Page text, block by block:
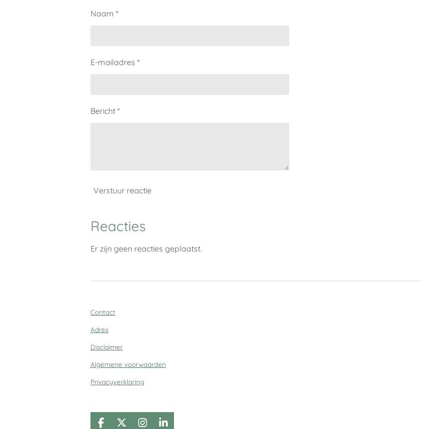
Naam *
E-mailadres *
Bericht *
Verstuur reactie
Reacties
Er zijn geen reacties geplaatst.
Contact
Adres
Disclaimer
Algemene voorwaarden
Privacyverklaring
F X I L